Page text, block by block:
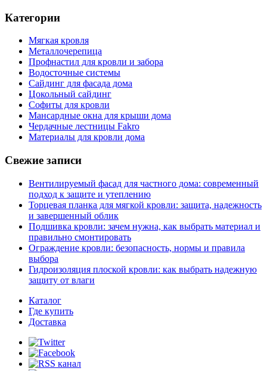
Категории
Мягкая кровля
Металлочерепица
Профнастил для кровли и забора
Водосточные системы
Сайдинг для фасада дома
Цокольный сайдинг
Софиты для кровли
Мансардные окна для крыши дома
Чердачные лестницы Fakro
Материалы для кровли дома
Свежие записи
Вентилируемый фасад для частного дома: современный
подход к защите и утеплению
Торцевая планка для мягкой кровли: защита, надежность
и завершенный облик
Подшивка кровли: зачем нужна, как выбрать материал и
правильно смонтировать
Ограждение кровли: безопасность, нормы и правила
выбора
Гидроизоляция плоской кровли: как выбрать надежную
защиту от влаги
Каталог
Где купить
Доставка